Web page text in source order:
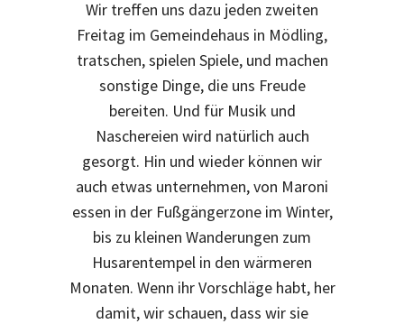
Wir treffen uns dazu jeden zweiten
Freitag im Gemeindehaus in Mödling,
tratschen, spielen Spiele, und machen
sonstige Dinge, die uns Freude
bereiten. Und für Musik und
Naschereien wird natürlich auch
gesorgt. Hin und wieder können wir
auch etwas unternehmen, von Maroni
essen in der Fußgängerzone im Winter,
bis zu kleinen Wanderungen zum
Husarentempel in den wärmeren
Monaten. Wenn ihr Vorschläge habt, her
damit, wir schauen, dass wir sie